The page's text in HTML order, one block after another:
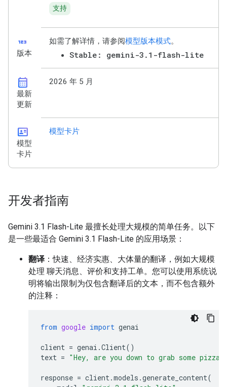
支持
123
版本
如需了解详情，请参阅模型版本模式。
Stable: gemini-3.1-flash-lite
calendar_month
最新
更新
2026 年 5 月
id_card
模型
卡片
模型卡片
开发者指南
Gemini 3.1 Flash-Lite 最擅长处理大规模的简单任务。以下
是一些最适合 Gemini 3.1 Flash-Lite 的应用场景：
翻译 ：快速、经济实惠、大体量的翻译，例如大规模
处理 聊天消息、评价和支持工单。您可以使用系统说
明将输出限制为仅包含翻译后的文本，而不包含额外
的注释：
from google import genai
client = genai .Client()
text = "Hey, are you down to grab some
response = client.models .generate_content(